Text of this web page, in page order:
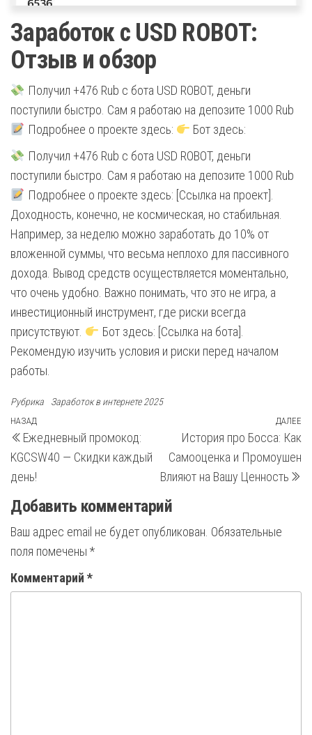
Заработок с USD ROBOT:
Отзыв и обзор
Получил +476 Rub с бота USD ROBOT, деньги
поступили быстро. Сам я работаю на депозите 1000 Rub
Подробнее о проекте здесь:
Бот здесь:
Получил +476 Rub с бота USD ROBOT, деньги
поступили быстро. Сам я работаю на депозите 1000 Rub
Подробнее о проекте здесь: [Ссылка на проект].
Доходность, конечно, не космическая, но стабильная.
Например, за неделю можно заработать до 10% от
вложенной суммы, что весьма неплохо для пассивного
дохода. Вывод средств осуществляется моментально,
что очень удобно. Важно понимать, что это не игра, а
инвестиционный инструмент, где риски всегда
присутствуют.
Бот здесь: [Ссылка на бота].
Рекомендую изучить условия и риски перед началом
работы.
Рубрика Заработок в интернете 2025
Навигация
по
записям
Предыдущая
запись
НАЗАД
Ежедневный промокод:
KGCSW40 — Скидки каждый
день!
ДАЛЕЕ
История про Босса: Как
Самооценка и Промоушен
Влияют на Вашу Ценность
Добавить комментарий
Ваш адрес email не будет опубликован. Обязательные
поля помечены *
Комментарий *